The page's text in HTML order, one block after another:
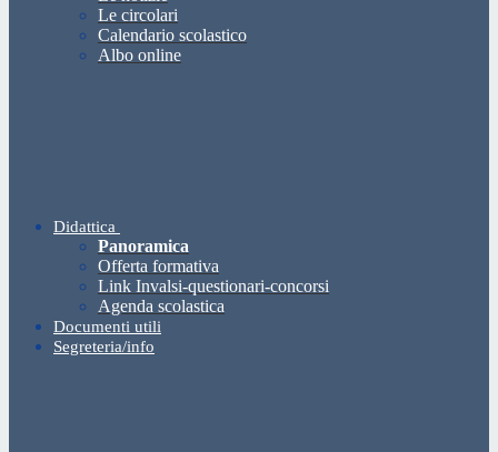
Le circolari
Calendario scolastico
Albo online
Didattica
Panoramica
Offerta formativa
Link Invalsi-questionari-concorsi
Agenda scolastica
Documenti utili
Segreteria/info